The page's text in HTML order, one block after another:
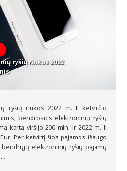
ryšių rinkos 2022
ryšių rinkos 2022 m. II ketvirčio
bendrosios elektroninių ryšių
kartą viršijo 200 mln. ir 2022 m. II
Per ketvirtį šios pajamos išaugo
bendrųjų elektroninių ryšių pajamų